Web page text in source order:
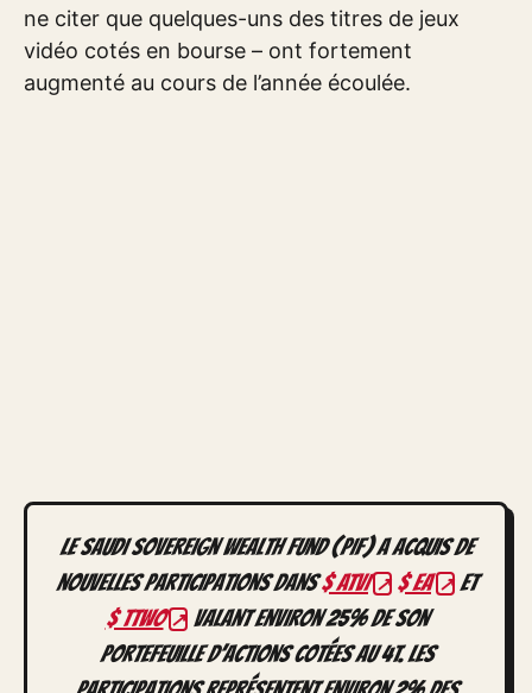
ne citer que quelques-uns des titres de jeux
vidéo cotés en bourse – ont fortement
augmenté au cours de l’année écoulée.
Le Saudi Sovereign Wealth Fund (PIF) a acquis de
nouvelles participations dans$ ATVI $ EA
et
$ TTWO
valant environ 25% de son
portefeuille d’actions cotées au 4T. Les